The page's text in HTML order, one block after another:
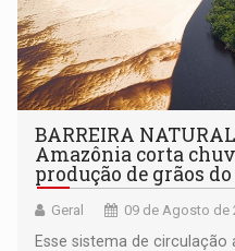
BARREIRA
Amazônia corta
produção de grãos
Geral 09 de Agosto de
Esse sistema de